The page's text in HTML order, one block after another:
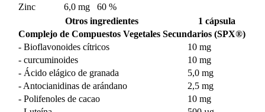
Zinc
6,0 mg
60 %
Otros ingredientes
1 cápsula
Complejo de Compuestos Vegetales Secundarios (SPX®)
- Bioflavonoides cítricos
10 mg
- curcuminoides
10 mg
- Ácido elágico de granada
5,0 mg
- Antocianidinas de arándano
2,5 mg
- Polifenoles de cacao
10 mg